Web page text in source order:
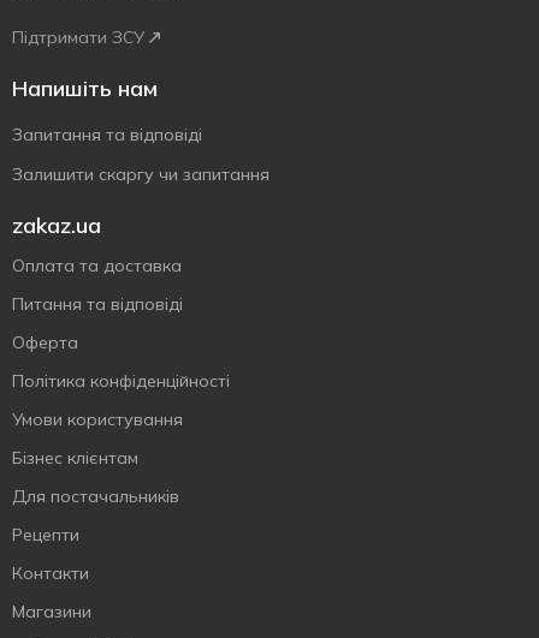
Підтримати ЗСУ
Напишіть нам
Запитання та відповіді
Залишити скаргу чи запитання
zakaz.ua
Оплата та доставка
Питання та відповіді
Оферта
Політика конфіденційності
Умови користування
Бізнес клієнтам
Для постачальників
Рецепти
Контакти
Магазини